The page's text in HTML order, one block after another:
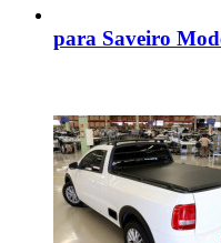
para Saveiro